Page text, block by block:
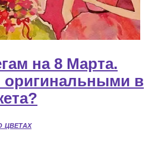
на 8 Марта.
оригинальными в
цветах